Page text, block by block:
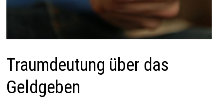
Traumdeutung über das
Geldgeben